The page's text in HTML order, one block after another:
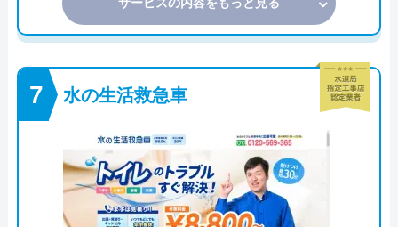
水の生活救急車